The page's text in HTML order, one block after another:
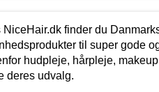
NiceHair.dk finder du
til super gode
hudpleje, hårpleje,
deres udvalg.